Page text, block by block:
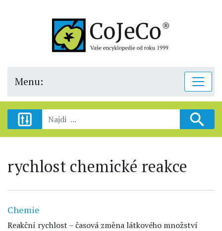
Menu:
rychlost chemické reakce
Chemie
Reakční rychlost – časová změna látkového množství